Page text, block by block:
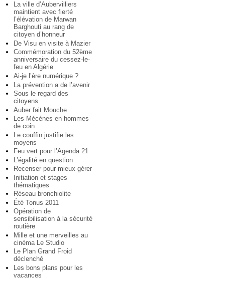
La ville d’Aubervilliers
maintient avec fierté
l’élévation de Marwan
Barghouti au rang de
citoyen d’honneur
De Visu en visite à Mazier
Commémoration du 52ème
anniversaire du cessez-le-
feu en Algérie
Ai-je l’ère numérique ?
La prévention a de l’avenir
Sous le regard des
citoyens
Auber fait Mouche
Les Mécènes en hommes
de coin
Le couffin justifie les
moyens
Feu vert pour l’Agenda 21
L’égalité en question
Recenser pour mieux gérer
Initiation et stages
thématiques
Réseau bronchiolite
Été Tonus 2011
Opération de
sensibilisation à la sécurité
routière
Mille et une merveilles au
cinéma Le Studio
Le Plan Grand Froid
déclenché
Les bons plans pour les
vacances